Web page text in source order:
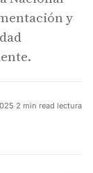
y
·2 min read lectura